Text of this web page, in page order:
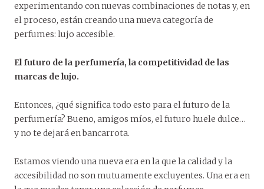
experimentando con nuevas combinaciones de notas y, en
el proceso, están creando una nueva categoría de
perfumes: lujo accesible.
El futuro de la perfumería, la competitividad de las
marcas de lujo.
Entonces, ¿qué significa todo esto para el futuro de la
perfumería? Bueno, amigos míos, el futuro huele dulce…
y no te dejará en bancarrota.
Estamos viendo una nueva era en la que la calidad y la
accesibilidad no son mutuamente excluyentes. Una era en